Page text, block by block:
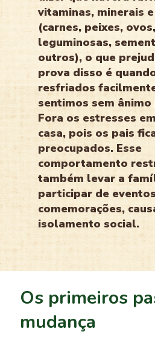
vitaminas, minerais
(carnes, peixes,
leguminosas,
outros), o que
prova disso é
resfriados
sentimos sem
Fora os estresses
casa, pois os pais
preocupados. Esse
comportamento
também levar a
participar de
comemorações,
isolamento social.
Os primeiros
mudança